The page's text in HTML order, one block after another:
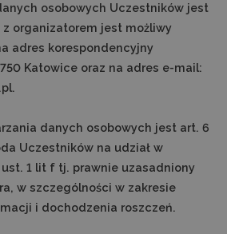
osobowych Uczestników jest
z organizatorem jest możliwy
adres korespondencyjny
Katowice oraz na adres e-mail:
danych osobowych jest art. 6
Uczestników na udział w
ust. 1 lit f tj. prawnie uzasadniony
w szczególności w zakresie
i dochodzenia roszczeń.